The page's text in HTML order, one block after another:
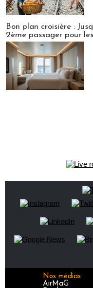
Bon plan croisière :
2ème passager pour
Nos médias
AirMaG